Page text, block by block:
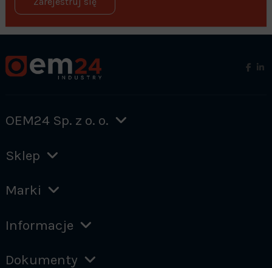
OEM24 Sp. z o. o.
Sklep
Marki
Informacje
Dokumenty